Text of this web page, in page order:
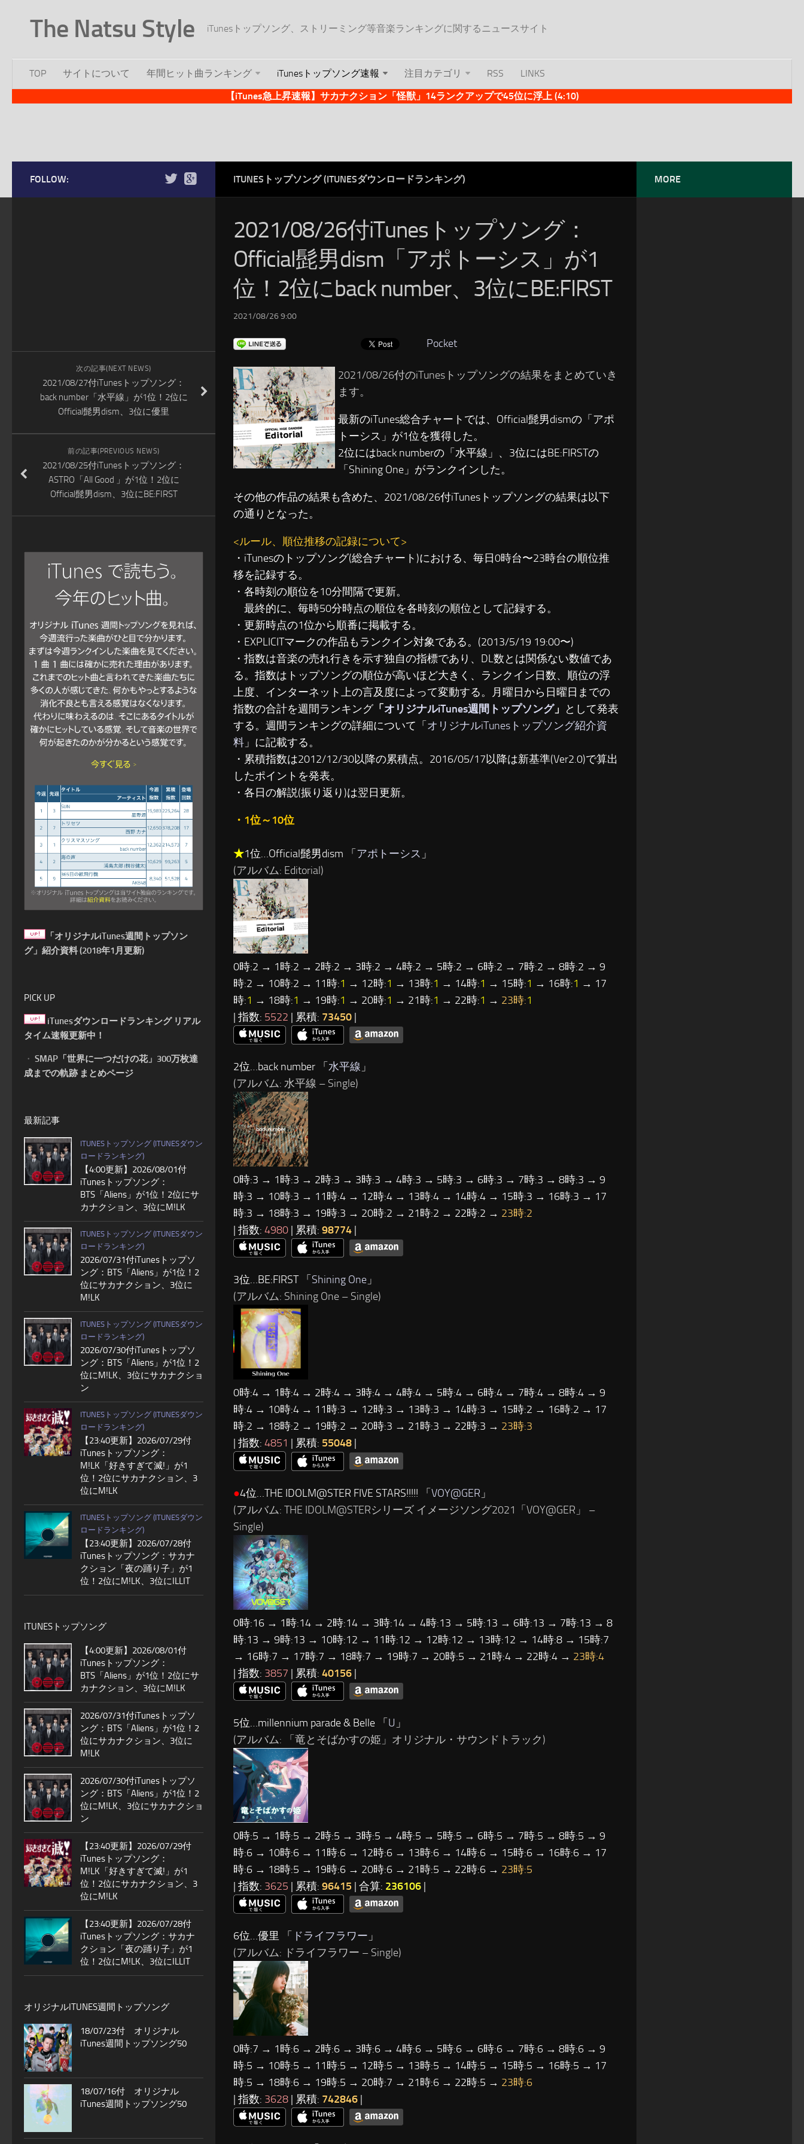
The Natsu Style iTunesトップソング、ストリーミング等音楽ランキングに関するニュースサイト
TOP サイトについて 年間ヒット曲ランキング iTunesトップソング速報 注目カテゴリ RSS
LINKS
【iTunes急上昇速報】サカナクション「怪獣」14ランクアップで45位に浮上 (4:10)
ITUNESトップソング (ITUNESダウンロードランキング)
2021/08/26付iTunesトップソング：
Official髭男dism「アポトーシス」が1
位！2位にback number、3位にBE:FIRST
2021/08/26 9:00
Pocket
2021/08/26付のiTunesトップソングの結果をまとめていき
ます。
最新のiTunes総合チャートでは、Official髭男dismの「アポ
トーシス」が1位を獲得した。
2位にはback numberの「水平線」、3位にはBE:FIRSTの
「Shining One」がランクインした。
その他の作品の結果も含めた、2021/08/26付iTunesトップソングの結果は以下
の通りとなった。
<ルール、順位推移の記録について>
・iTunesのトップソング(総合チャート)における、毎日0時台〜23時台の順位推
移を記録する。
・各時刻の順位を10分間隔で更新。
最終的に、毎時50分時点の順位を各時刻の順位として記録する。
・更新時点の1位から順番に掲載する。
・EXPLICITマークの作品もランクイン対象である。(2013/5/19 19:00〜)
・指数は音楽の売れ行きを示す独自の指標であり、DL数とは関係ない数値であ
る。指数はトップソングの順位が高いほど大きく、ランクイン日数、順位の浮
上度、インターネット上の言及度によって変動する。月曜日から日曜日までの
指数の合計を週間ランキング「 オリジナルiTunes週間トップソング」 として発表
する。週間ランキングの詳細について「 オリジナルiTunesトップソング紹介資
料 」に記載する。
・累積指数は2012/12/30以降の累積点。2016/05/17以降は新基準(Ver2.0)で算出
したポイントを発表。
・各日の解説(振り返り)は翌日更新。
・1位～10位
★1位…Official髭男dism 「 アポトーシス 」
(アルバム: Editorial)
0時:2 → 1時:2 → 2時:2 → 3時:2 → 4時:2 → 5時:2 → 6時:2 → 7時:2 → 8時:2 → 9
時:2 → 10時:2 → 11時:1 → 12時:1 → 13時:1 → 14時:1 → 15時:1 → 16時:1 → 17
時:1 → 18時:1 → 19時:1 → 20時:1 → 21時:1 → 22時:1 → 23時:1
| 指数: 5522 | 累積: 73450 |
2位…back number 「 水平線 」
(アルバム: 水平線 – Single)
0時:3 → 1時:3 → 2時:3 → 3時:3 → 4時:3 → 5時:3 → 6時:3 → 7時:3 → 8時:3 → 9
時:3 → 10時:3 → 11時:4 → 12時:4 → 13時:4 → 14時:4 → 15時:3 → 16時:3 → 17
時:3 → 18時:3 → 19時:3 → 20時:2 → 21時:2 → 22時:2 → 23時:2
| 指数: 4980 | 累積: 98774 |
3位…BE:FIRST 「 Shining One 」
(アルバム: Shining One – Single)
0時:4 → 1時:4 → 2時:4 → 3時:4 → 4時:4 → 5時:4 → 6時:4 → 7時:4 → 8時:4 → 9
時:4 → 10時:4 → 11時:3 → 12時:3 → 13時:3 → 14時:3 → 15時:2 → 16時:2 → 17
時:2 → 18時:2 → 19時:2 → 20時:3 → 21時:3 → 22時:3 → 23時:3
| 指数: 4851 | 累積: 55048 |
●4位…THE IDOLM@STER FIVE STARS!!!!! 「VOY@GER 」
(アルバム: THE IDOLM@STERシリーズ イメージソング2021「VOY@GER」 –
Single)
0時:16 → 1時:14 → 2時:14 → 3時:14 → 4時:13 → 5時:13 → 6時:13 → 7時:13 → 8
時:13 → 9時:13 → 10時:12 → 11時:12 → 12時:12 → 13時:12 → 14時:8 → 15時:7
→ 16時:7 → 17時:7 → 18時:7 → 19時:7 → 20時:5 → 21時:4 → 22時:4 → 23時:4
| 指数: 3857 | 累積: 40156 |
5位…millennium parade & Belle 「 U 」
(アルバム: 「竜とそばかすの姫」オリジナル・サウンドトラック)
0時:5 → 1時:5 → 2時:5 → 3時:5 → 4時:5 → 5時:5 → 6時:5 → 7時:5 → 8時:5 → 9
時:6 → 10時:6 → 11時:6 → 12時:6 → 13時:6 → 14時:6 → 15時:6 → 16時:6 → 17
時:6 → 18時:5 → 19時:6 → 20時:6 → 21時:5 → 22時:6 → 23時:5
| 指数: 3625 | 累積: 96415 | 合算: 236106 |
6位…優里 「 ドライフラワー 」
(アルバム: ドライフラワー – Single)
0時:7 → 1時:6 → 2時:6 → 3時:6 → 4時:6 → 5時:6 → 6時:6 → 7時:6 → 8時:6 → 9
時:5 → 10時:5 → 11時:5 → 12時:5 → 13時:5 → 14時:5 → 15時:5 → 16時:5 → 17
時:5 → 18時:6 → 19時:5 → 20時:7 → 21時:6 → 22時:5 → 23時:6
| 指数: 3628 | 累積: 742846 |
FOLLOW:
次の記事(NEXT NEWS)
2021/08/27付iTunesトップソング：
back number「水平線」が1位！2位に
Official髭男dism、3位に優里
前の記事(PREVIOUS NEWS)
2021/08/25付iTunesトップソング：
ASTRO「All Good 」が1位！2位に
Official髭男dism、3位にBE:FIRST
「オリジナルiTunes週間トップソン
グ」紹介資料 (2018年1月更新)
PICK UP
iTunesダウンロードランキング リアル
タイム速報更新中！
・ SMAP「世界に一つだけの花」300万枚達
成までの軌跡 まとめページ
最新記事
ITUNESトップソング (ITUNESダウン
ロードランキング)
【4:00更新】2026/08/01付
iTunesトップソング：
BTS「Aliens」が1位！2位にサ
カナクション、3位にM!LK
ITUNESトップソング (ITUNESダウン
ロードランキング)
2026/07/31付iTunesトップソ
ング：BTS「Aliens」が1位！2
位にサカナクション、3位に
M!LK
ITUNESトップソング (ITUNESダウン
ロードランキング)
2026/07/30付iTunesトップソ
ング：BTS「Aliens」が1位！2
位にM!LK、3位にサカナクショ
ン
ITUNESトップソング (ITUNESダウン
ロードランキング)
【23:40更新】2026/07/29付
iTunesトップソング：
M!LK「好きすぎて滅!」が1
位！2位にサカナクション、3
位にM!LK
ITUNESトップソング (ITUNESダウン
ロードランキング)
【23:40更新】2026/07/28付
iTunesトップソング：サカナ
クション「夜の踊り子」が1
位！2位にM!LK、3位にILLIT
ITUNESトップソング
【4:00更新】2026/08/01付
iTunesトップソング：
BTS「Aliens」が1位！2位にサ
カナクション、3位にM!LK
2026/07/31付iTunesトップソ
ング：BTS「Aliens」が1位！2
位にサカナクション、3位に
M!LK
2026/07/30付iTunesトップソ
ング：BTS「Aliens」が1位！2
位にM!LK、3位にサカナクショ
ン
【23:40更新】2026/07/29付
iTunesトップソング：
M!LK「好きすぎて滅!」が1
位！2位にサカナクション、3
位にM!LK
【23:40更新】2026/07/28付
iTunesトップソング：サカナ
クション「夜の踊り子」が1
位！2位にM!LK、3位にILLIT
オリジナルITUNES週間トップソング
18/07/23付 オリジナル
iTunes週間トップソング50
18/07/16付 オリジナル
iTunes週間トップソング50
MORE